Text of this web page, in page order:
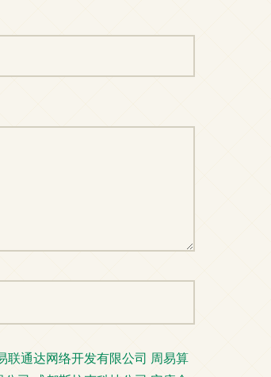
联通达网络开发有限公司 周易算